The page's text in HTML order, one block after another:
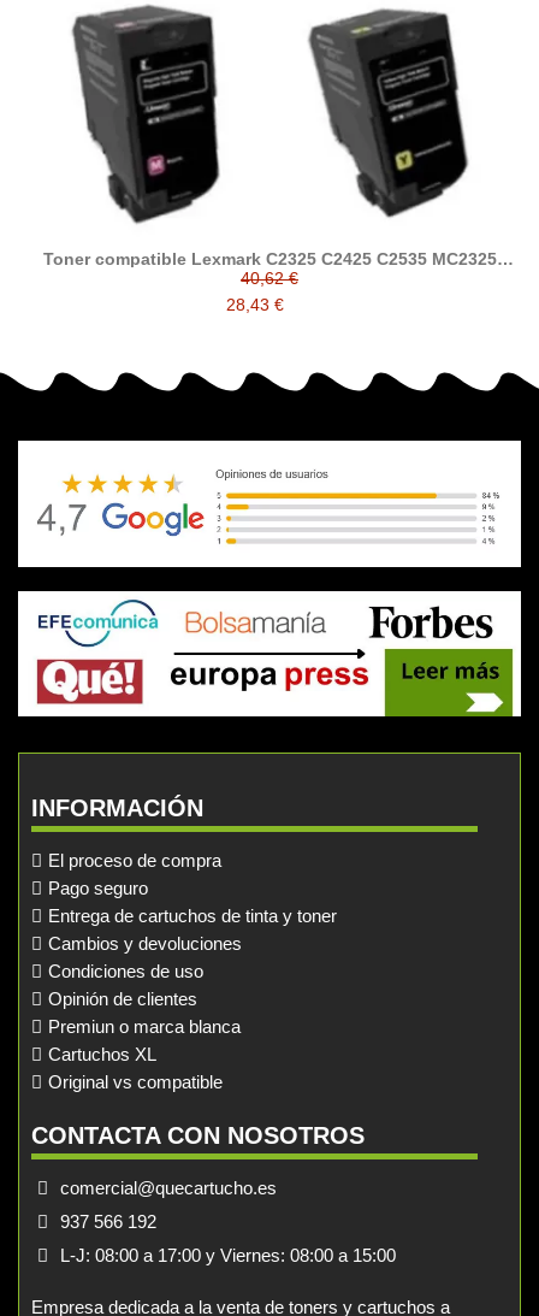
Toner compatible Lexmark C2325 C2425 C2535 MC2325
MC2425 MC2535 MC2640 C232HK0 C232HC0 C232HM0
C232HY0
40,62 €
28,43 €
INFORMACIÓN
El proceso de compra
Pago seguro
Entrega de cartuchos de tinta y toner
Cambios y devoluciones
Condiciones de uso
Opinión de clientes
Premiun o marca blanca
Cartuchos XL
Original vs compatible
CONTACTA CON NOSOTROS
comercial@quecartucho.es
937 566 192
L-J: 08:00 a 17:00 y Viernes: 08:00 a 15:00
Empresa dedicada a la venta de toners y cartuchos a